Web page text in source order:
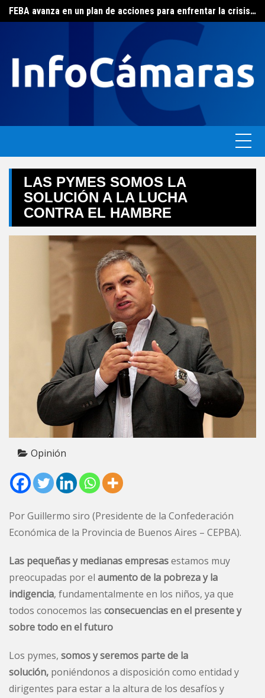
Skip
toEl ERAS continúa con el beneficio de la tarifa social del agua
LAS PYMES SOMOS LA
SOLUCIÓN A LA LUCHA
CONTRA EL HAMBRE
Opinión
Por Guillermo siro (Presidente de la Confederación
Económica de la Provincia de Buenos Aires – CEPBA).
Las pequeñas y medianas empresasestamos muy
preocupadas por el aumento de la pobreza y la
indigencia, fundamentalmente en los niños, ya que
todos conocemos las consecuencias en el presente y
sobre todo en el futuro
Los pymes, somos y seremos parte de la
solución, poniéndonos a disposición como entidad y
dirigentes para estar a la altura de los desafíos y